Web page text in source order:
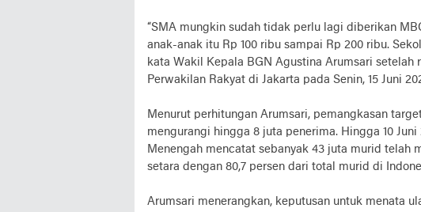
“SMA mungkin sudah tidak perlu lagi diberikan
anak-anak itu Rp 100 ribu sampai Rp 200 ribu.
kata Wakil Kepala BGN Agustina Arumsari
Perwakilan Rakyat di Jakarta pada Senin, 15 Juni
Menurut perhitungan Arumsari, pemangkasan
mengurangi hingga 8 juta penerima. Hingga 10
Menengah mencatat sebanyak 43 juta murid telah
setara dengan 80,7 persen dari total murid di
Arumsari menerangkan, keputusan untuk menata